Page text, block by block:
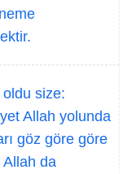
size:
Allah yolunda
göz göre göre
Allah da